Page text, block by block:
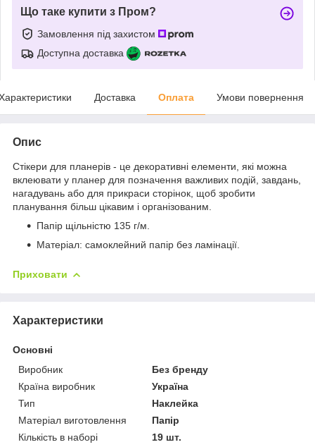
Що таке купити з Пром?
Замовлення під захистом
Доступна доставка
Доставка Оплата Умови повернення
Опис
Стікери для планерів - це декоративні елементи, які можна
вклеювати у планер для позначення важливих подій, завдань,
нагадувань або для прикраси сторінок, щоб зробити
планування більш цікавим і організованим.
Папір щільністю 135 г/м.
Матеріал: самоклейний папір без ламінації.
Приховати
Характеристики
Основні
Виробник
Без бренду
Країна виробник
Україна
Тип
Наклейка
Матеріал виготовлення
Папір
Кількість в наборі
19 шт.